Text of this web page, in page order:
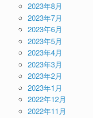
2023年8月
2023年7月
2023年6月
2023年5月
2023年4月
2023年3月
2023年2月
2023年1月
2022年12月
2022年11月